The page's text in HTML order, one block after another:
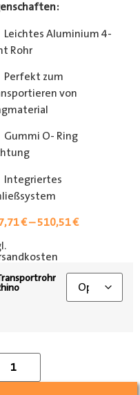
Aluminium 4-
Rohr
zum
von
O- Ring
€–510,51€